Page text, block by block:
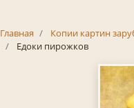
Главная Копии картин
Едоки пирожков